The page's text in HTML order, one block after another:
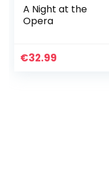
A Night at the
Opera
€32.99